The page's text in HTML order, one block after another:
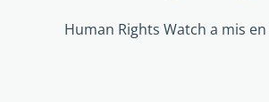
Human Rights Watch a mis